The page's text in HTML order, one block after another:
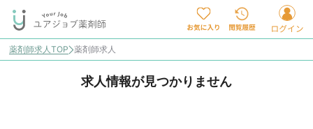
薬剤師求人TOP 薬剤師求人
求人情報が見つかりません